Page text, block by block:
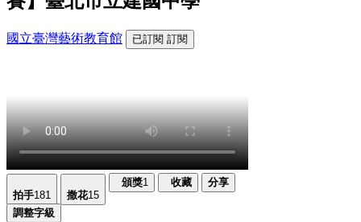
國立臺灣藝術教育館 已訂閱 訂閱
拍手181 撒花15
頒獎1 收藏 分享
調整字級